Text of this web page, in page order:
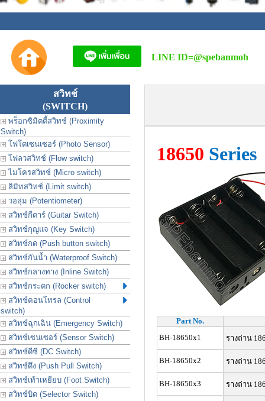
LINE ID=@spebanmoh
สวิทช์
(SWITCH)
พร็อกซิมิตตี้สวิทช์ (Proximity
Switch)
โฟโตเซนเซอร์ (Photo Sensor)
โฟลวสวิทช์ (Flow switch)
ไมโครสวิทช์ (Micro switch)
ลิมิทสวิทช์ (Limit switch)
วอลุ่ม (Potentiometer)
สวิทช์กีตาร์ (Guitar Switch)
สวิทช์กุญแจ (Key Switch)
สวิทช์กด (Push button switch)
สวิทช์กันน้ำ (Waterproof Switch)
สวิทช์กลางทาง (Inline Switch)
สวิทช์กระดก (Rocker switch)
สวิทช์คอนโทรล (Control
switch)
สวิทช์ฉุกเฉิน (Emergency Switch)
สวิทช์เซนเซอร์ (Sensor Switch)
สวิทช์ดีซี (DC Switch)
สวิทช์ดึง (Push Pull Switch)
สวิทช์เท้าเหยียบ (Foot Switch)
สวิทช์บิด (Selector Switch)
18650 Series
Part No.
BH-18650x1
รางถ่าน
BH-18650x2 รางถ่าน
BH-18650x3 รางถ่าน